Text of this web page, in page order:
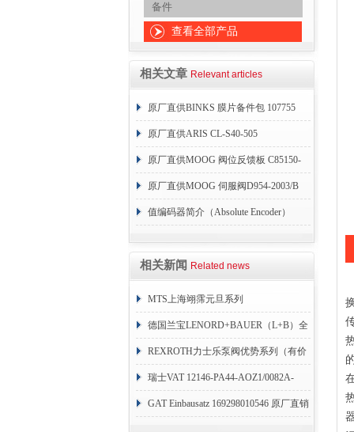
备件
查看全部产品
相关文章 Relevant articles
原厂直供BINKS 膜片备件包 107755
原厂直供ARIS CL-S40-505
原厂直供MOOG 阀位反馈板 C85150-
004
原厂直供MOOG 伺服阀D954-2003/B
值编码器简介（Absolute Encoder）
相关新闻 Related news
MTS上海翊霈元旦系列
RHM3050MR081A01
德国兰宝LENORD+BAUER（L+B）全
系列编码器
REXROTH力士乐泵阀优势系列（有价
目表）
瑞士VAT 12146-PA44-AOZ1/0082A-
1173938
GAT Einbausatz 169298010546 原厂直销